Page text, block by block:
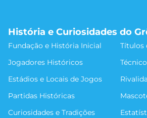
História e Curiosidades do
Fundação e História Inicial
Títulos
Jogadores Históricos
Estádios e Locais de Jogos
Partidas Históricas
Curiosidades e Tradições